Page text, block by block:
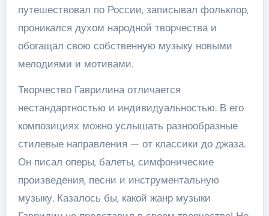
путешествовал по России, записывал фольклор,
проникался духом народной творчества и
обогащал свою собственную музыку новыми
мелодиями и мотивами.
Творчество Гаврилина отличается
нестандартностью и индивидуальностью. В его
композициях можно услышать разнообразные
стилевые направления — от классики до джаза.
Он писал оперы, балеты, симфонические
произведения, песни и инструментальную
музыку. Казалось бы, какой жанр музыки